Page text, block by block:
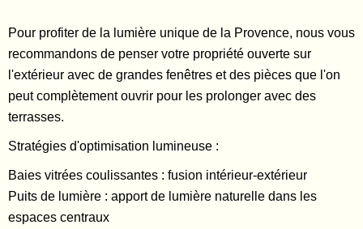
Pour profiter de la lumière unique de la Provence, nous vous
recommandons de penser votre propriété ouverte sur
l'extérieur avec de grandes fenêtres et des pièces que l'on
peut complètement ouvrir pour les prolonger avec des
terrasses.
Stratégies d'optimisation lumineuse :
Baies vitrées coulissantes : fusion intérieur-extérieur
Puits de lumière : apport de lumière naturelle dans les
espaces centraux